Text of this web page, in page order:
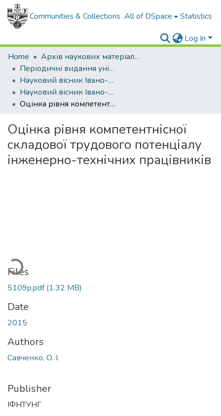
Communities & Collections All of DSpace Statistics
Log In
Home
Архів наукових матеріалів
Періодичні видання університету
Науковий вісник Івано-Франківського національного технічного університету нафти і газу. Серія: Економіка та управління в нафтовій і газовій промисловості
Науковий вісник Івано-Франківського національного технічного університету нафти і газу. Серія Економіка та управління в нафтовій і газовій промисловості - 2015 - № 1
Оцінка рівня компетентнісної складової трудового потенціалу інженерно-технічних працівників
Оцінка рівня компетентнісної
складової трудового потенціалу
інженерно-технічних працівників
Files
5109p.pdf(1.32 MB)
Date
2015
Authors
Савченко, О. І.
Publisher
ІФНТУНГ